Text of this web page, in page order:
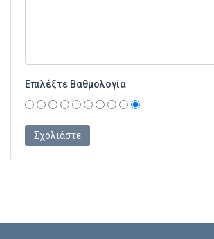
Επιλέξτε Βαθμολογία